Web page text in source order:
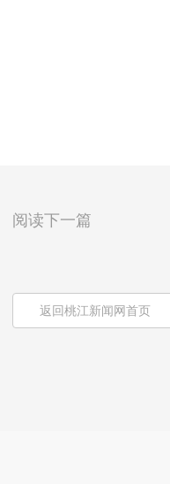
阅读下一篇
返回桃江新闻网首页